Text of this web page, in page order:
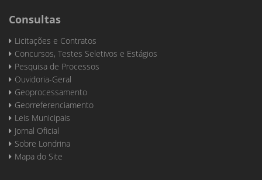
Consultas
Licitações e Contratos
Concursos, Testes Seletivos e Estágios
Pesquisa de Processos
Ouvidoria-Geral
Geoprocessamento
Georreferenciamento
Leis Municipais
Jornal Oficial
Sobre Londrina
Mapa do Site